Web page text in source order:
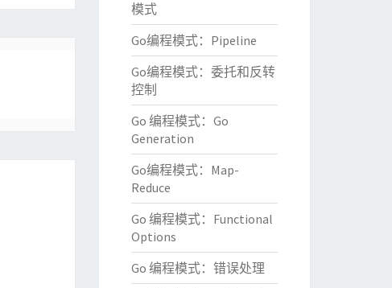
模式
Go编程模式：Pipeline
Go编程模式：委托和反转
控制
Go 编程模式：Go
Generation
Go编程模式：Map-
Reduce
Go 编程模式：Functional
Options
Go 编程模式：错误处理